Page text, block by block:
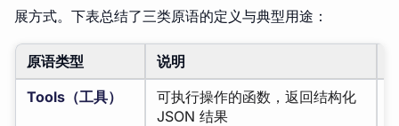
展方式。下表总结了三类原语的定义与典型用途：
原语类型 说明
Tools（工具）
可执行操作的函数，返回结构化
JSON 结果